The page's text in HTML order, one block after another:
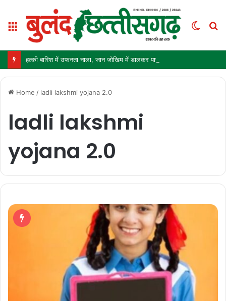
Menu
Switch
Home / ladli lakshmi yojana 2.0
ladli lakshmi
yojana 2.0